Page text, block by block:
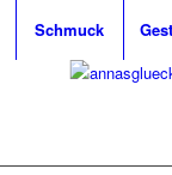
Schmuck